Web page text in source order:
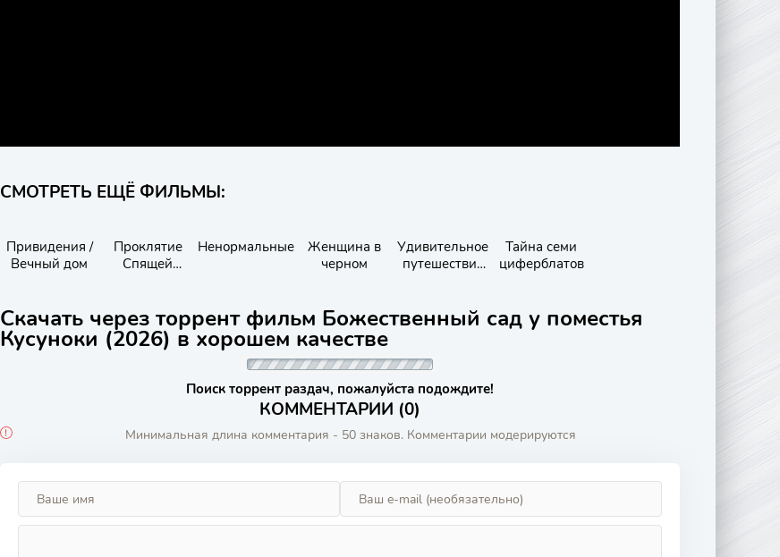
СМОТРЕТЬ ЕЩЁ ФИЛЬМЫ:
Привидения /
Вечный дом
Проклятие
Спящей
Ненормальные
Женщина в
черном
Удивительное
путешествие
Тайна семи
циферблатов
Скачать через торрент фильм Божественный сад у поместья
Кусуноки (2026) в хорошем качестве
Поиск торрент раздач, пожалуйста подождите!
КОММЕНТАРИИ (0)
Минимальная длина комментария - 50 знаков. Комментарии модерируются